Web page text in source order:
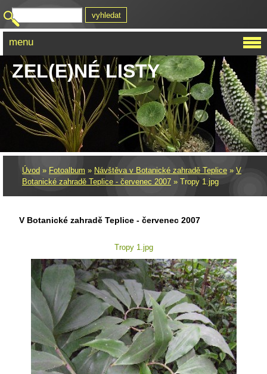
ZEL(E)NÉ LISTY
Úvod » Fotoalbum » Návštěva v Botanické zahradě Teplice » V
Botanické zahradě Teplice - červenec 2007 » Tropy 1.jpg
V Botanické zahradě Teplice - červenec 2007
Tropy 1.jpg
menu